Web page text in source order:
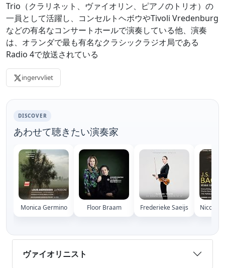
Trio（クラリネット、ヴァイオリン、ピアノのトリオ）の
一員として活躍し、コンセルトヘボウやTivoli Vredenburg
などの有名なコンサートホールで演奏している他、演奏
は、オランダで最も有名なクラシックラジオ局である
Radio 4で放送されている
ingervvliet
DISCOVER
あわせて聴きたい演奏家
Monica Germino Floor Braam Frederieke Saeijs
ヴァイオリニスト